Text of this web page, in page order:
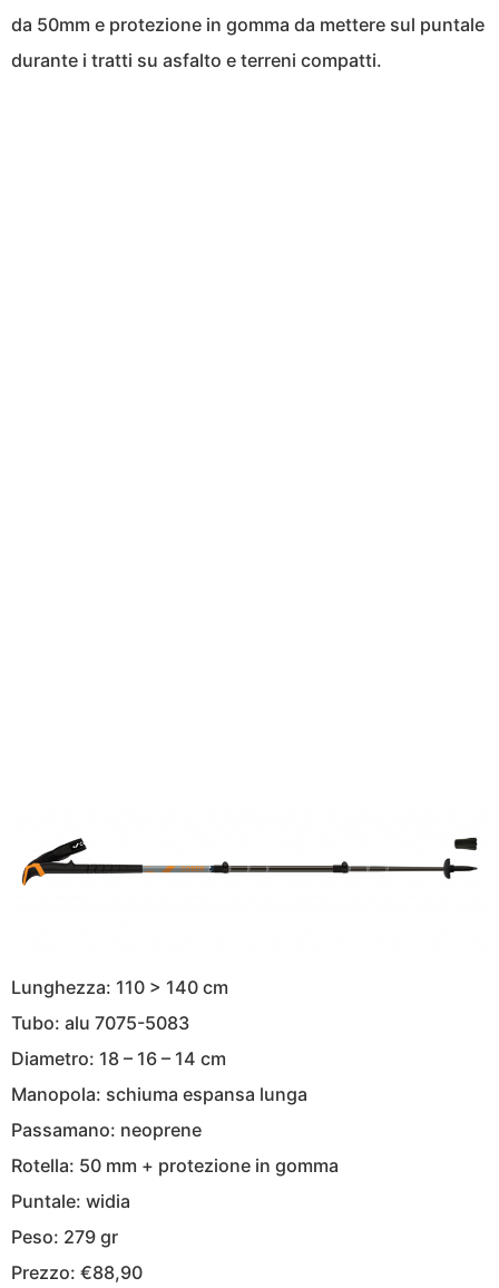
da 50mm e protezione in gomma da mettere sul puntale
durante i tratti su asfalto e terreni compatti.
Lunghezza: 110 > 140 cm
​Tubo: alu 7075-5083
​Diametro: 18 – 16 – 14 cm
​Manopola: schiuma espansa lunga
​Passamano: neoprene
​Rotella: 50 mm + protezione in gomma
​Puntale: widia
​Peso: 279 gr
​Prezzo: €88,90